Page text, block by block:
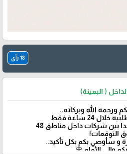
18 رأي
( البعينة)
ورحمة الله وبركاته..
24 ساعة فقط
بين شركات داخل مناطق 48
التوقعات!
و سأوصي بكم بكل تأكيد..
وإلى الأمام 🌹